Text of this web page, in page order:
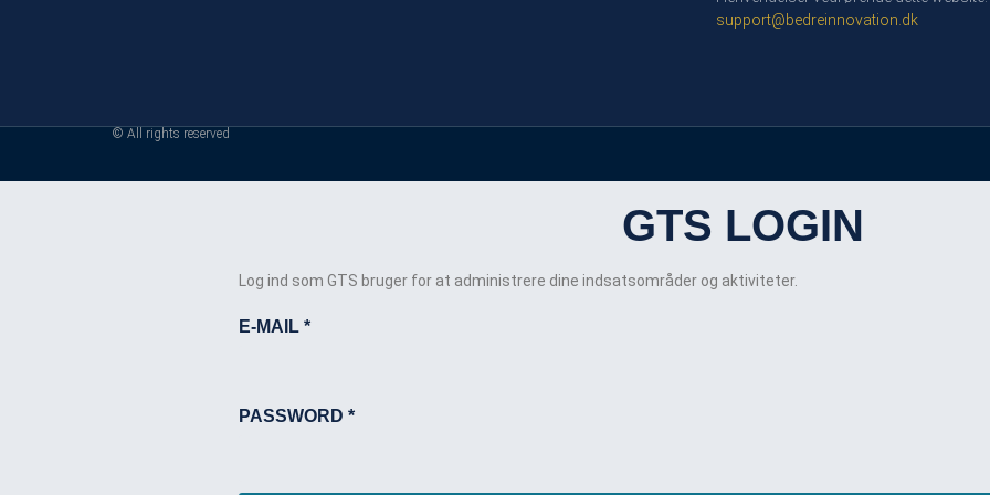
support@bedreinnovation.dk
© All rights reserved
GTS LOGIN
Log ind som GTS bruger for at administrere dine indsatsområder og aktiviteter.
E-MAIL *
PASSWORD *